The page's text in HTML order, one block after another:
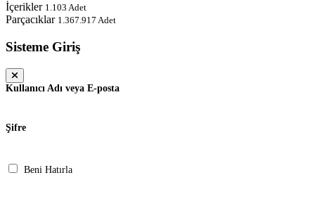
İçerikler 1.103 Adet
Parçacıklar 1.367.917 Adet
Sisteme Giriş
Kullanıcı Adı veya E-posta
Şifre
Beni Hatırla